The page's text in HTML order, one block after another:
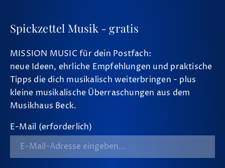
Spickzettel Musik - gratis
MISSION MUSIC für dein Postfach:
neue Ideen, ehrliche Empfehlungen und praktische
Tipps die dich musikalisch weiterbringen - plus
kleine musikalische Überraschungen aus dem
Musikhaus Beck.
E-Mail (erforderlich)